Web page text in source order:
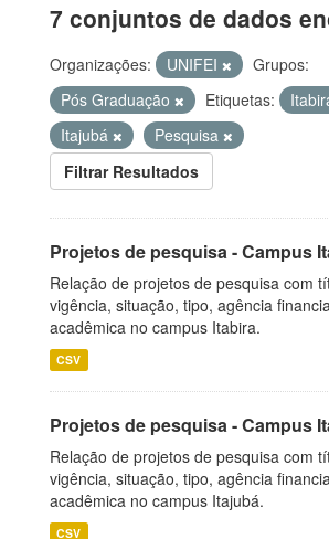
7 conjuntos de dados
Organizações: UNIFEI
Grupos:
Pós Graduação
Etiquetas:
Itajubá
Pesquisa
Filtrar Resultados
Projetos de pesquisa - Campus
Relação de projetos de pesquisa com
vigência, situação, tipo, agência
acadêmica no campus Itabira.
CSV
Projetos de pesquisa - Campus
Relação de projetos de pesquisa com
vigência, situação, tipo, agência
acadêmica no campus Itajubá.
CSV